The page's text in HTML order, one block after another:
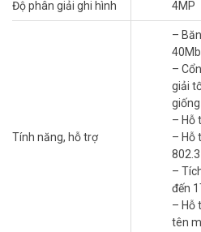
– Nguồn cấp: 48V DC, 1.04A
– Kích thước: 160 ×112 ×27 mm
Đặt hàng Online ngay Hikvision DS-
1900.9259 để
khảo thêm hình ảnh tại
Facebook
Độ phân giải ghi hình 4MP
Tính năng, hỗ trợ
–
–
giải
– Hỗ
– Hỗ
–
đến
– Hỗ
tên